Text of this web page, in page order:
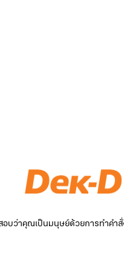
อบว่าคุณเป็นมนุษย์ด้วยการทำคำสั่